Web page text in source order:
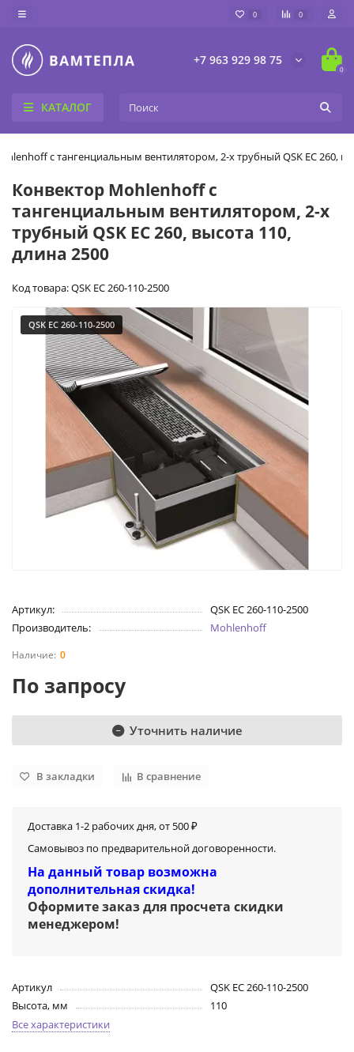
0 0
+7 963 929 98 75
0
КАТАЛОГ
с тангенциальным вентилятором, 2-х трубный QSK EC 260,
Конвектор Mohlenhoff с
тангенциальным вентилятором, 2-х
трубный QSK EC 260, высота 110,
длина 2500
Код товара: QSK EC 260-110-2500
QSK EC 260-110-2500
Артикул:
QSK EC 260-110-2500
Производитель:
Mohlenhoff
0
По запросу
Уточнить наличие
В закладки В сравнение
Доставка 1-2 рабочих дня, от 500 ₽
Самовывоз по предварительной договоренности.
На данный товар возможна
дополнительная скидка!
Оформите заказ для просчета скидки
менеджером!
Артикул
QSK EC 260-110-2500
Высота, мм
110
Все характеристики